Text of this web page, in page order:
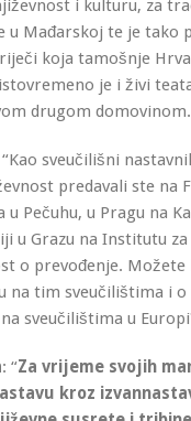
i kulturu, za
u Mađarskoj te je tako
koja tamošnje
je i živi
drugom domovinom.
“Kao sveučilišni
predavali ste na
u Pečuhu, u Pragu na
u Grazu na Institutu
o prevođenje.
na tim sveučilištima i
sveučilištima u
: “Za vrijeme svojih
kroz